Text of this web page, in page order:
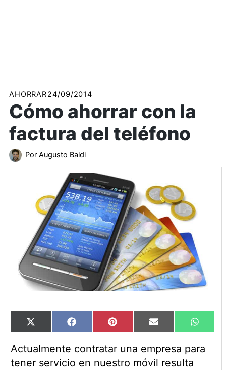
AHORRAR24/09/2014
Cómo ahorrar con la
factura del teléfono
Por Augusto Baldi
Compartir
en
X
(Twitter)
Compartir
en
Facebook Compartir
en
Pinterest Compartir
en
Email
en
Actualmente contratar una empresa para
tener servicio en nuestro móvil resulta